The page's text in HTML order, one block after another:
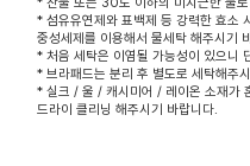
* 섬유유연제와 표백제 등 강력한 효소
중성세제를 이용해서 물세탁 해주시기
* 처음 세탁은 이염될 가능성이 있으니
* 브라패드는 분리 후 별도로 세탁해주
* 실크 / 울 / 캐시미어 / 레이온 소재가
드라이 클리닝 해주시기 바랍니다.